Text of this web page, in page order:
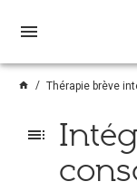
menu
home Thérapie brève
toc